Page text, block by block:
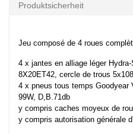
Produktsicherheit
Jeu composé de 4 roues
4 x jantes en alliage léger
8X20ET42, cercle de trous
4 x pneus tous temps Goodyear
99W, D,B.71db
y compris caches moyeux de
y compris autorisation générale